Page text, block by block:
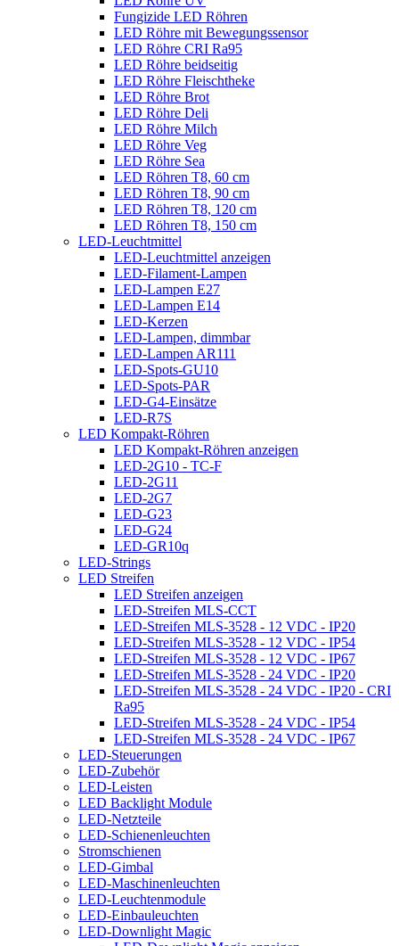
Fungizide LED Röhren
LED Röhre mit Bewegungssensor
LED Röhre CRI Ra95
LED Röhre beidseitig
LED Röhre Fleischtheke
LED Röhre Brot
LED Röhre Deli
LED Röhre Milch
LED Röhre Veg
LED Röhre Sea
LED Röhren T8, 60 cm
LED Röhren T8, 90 cm
LED Röhren T8, 120 cm
LED Röhren T8, 150 cm
LED-Leuchtmittel
LED-Leuchtmittel anzeigen
LED-Filament-Lampen
LED-Lampen E27
LED-Lampen E14
LED-Kerzen
LED-Lampen, dimmbar
LED-Lampen AR111
LED-Spots-GU10
LED-Spots-PAR
LED-G4-Einsätze
LED-R7S
LED Kompakt-Röhren
LED Kompakt-Röhren anzeigen
LED-2G10 - TC-F
LED-2G11
LED-2G7
LED-G23
LED-G24
LED-GR10q
LED-Strings
LED Streifen
LED Streifen anzeigen
LED-Streifen MLS-CCT
LED-Streifen MLS-3528 - 12 VDC - IP20
LED-Streifen MLS-3528 - 12 VDC - IP54
LED-Streifen MLS-3528 - 12 VDC - IP67
LED-Streifen MLS-3528 - 24 VDC - IP20
LED-Streifen MLS-3528 - 24 VDC - IP20 - CRI
Ra95
LED-Streifen MLS-3528 - 24 VDC - IP54
LED-Streifen MLS-3528 - 24 VDC - IP67
LED-Steuerungen
LED-Zubehör
LED-Leisten
LED Backlight Module
LED-Netzteile
LED-Schienenleuchten
Stromschienen
LED-Gimbal
LED-Maschinenleuchten
LED-Leuchtenmodule
LED-Einbauleuchten
LED-Downlight Magic